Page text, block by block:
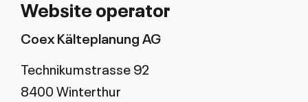
Website operator
Coex Kälteplanung AG
Technikumstrasse 92
8400 Winterthur